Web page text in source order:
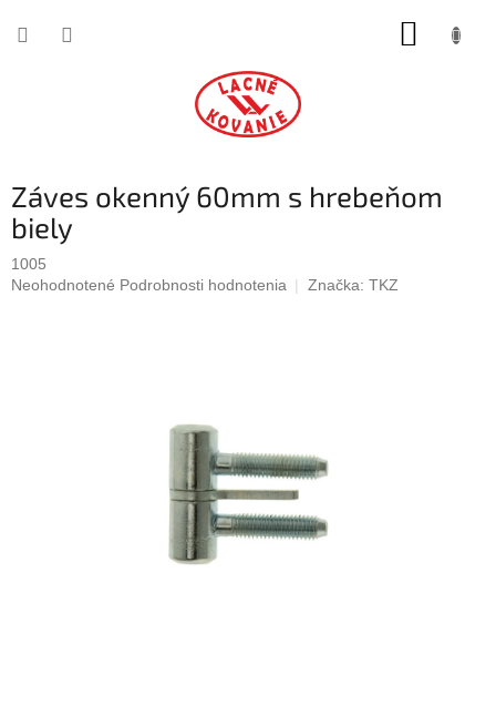
Záves okenný 60mm s hrebeňom
biely
1005
Priemerné
Neohodnotené Podrobnosti hodnotenia Značka: TKZ